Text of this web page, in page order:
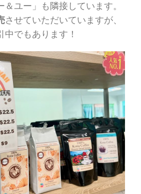
＆ユー」も隣接しています。
させていただいていますが、
でもあります！